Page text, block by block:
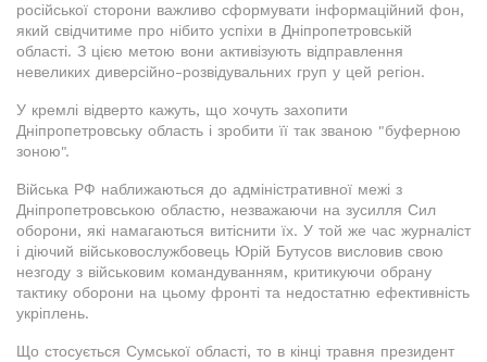
російської сторони важливо сформувати інформаційний фон,
який свідчитиме про нібито успіхи в Дніпропетровській
області. З цією метою вони активізують відправлення
невеликих диверсійно-розвідувальних груп у цей регіон.
У кремлі відверто кажуть, що хочуть захопити
Дніпропетровську область і зробити її так званою "буферною
зоною".
Війська РФ наближаються до адміністративної межі з
Дніпропетровською областю, незважаючи на зусилля Сил
оборони, які намагаються витіснити їх. У той же час журналіст
і діючий військовослужбовець Юрій Бутусов висловив свою
незгоду з військовим командуванням, критикуючи обрану
тактику оборони на цьому фронті та недостатню ефективність
укріплень.
Що стосується Сумської області, то в кінці травня президент